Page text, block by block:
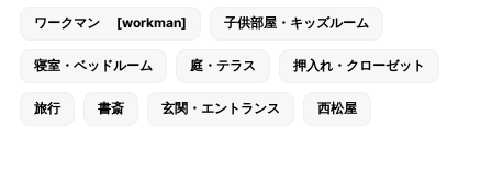
ワークマン [workman] 子供部屋・キッズルーム
寝室・ベッドルーム 庭・テラス 押入れ・クローゼット
旅行 書斎 玄関・エントランス 西松屋